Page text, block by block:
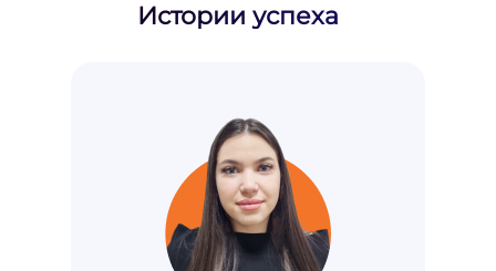
Истории успеха